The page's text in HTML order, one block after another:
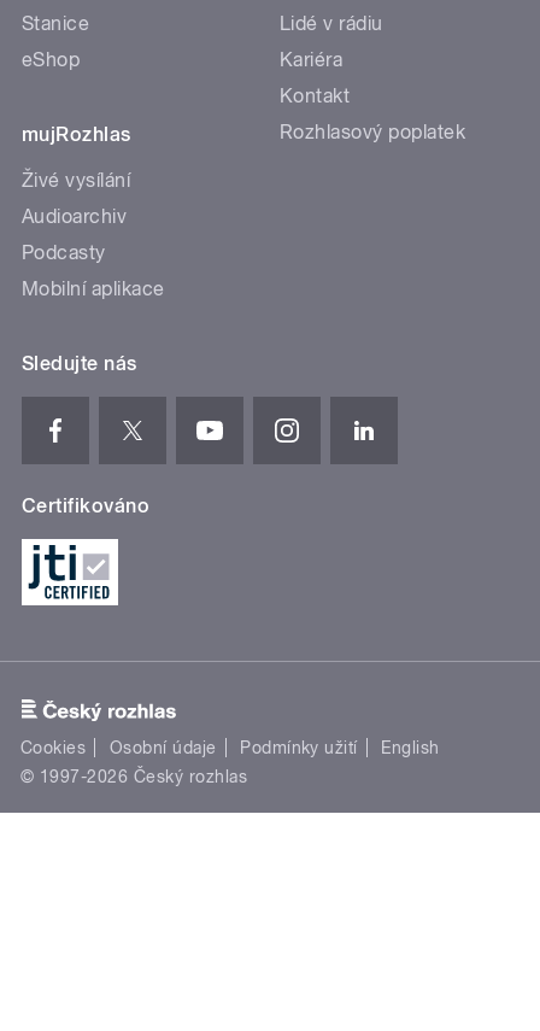
Stanice
eShop
mujRozhlas
Živé vysílání
Audioarchiv
Podcasty
Mobilní aplikace
Lidé v rádiu
Kariéra
Kontakt
Rozhlasový poplatek
Sledujte nás
Certifikováno
Cookies Osobní údaje Podmínky užití
English
© 1997-2026 Český rozhlas